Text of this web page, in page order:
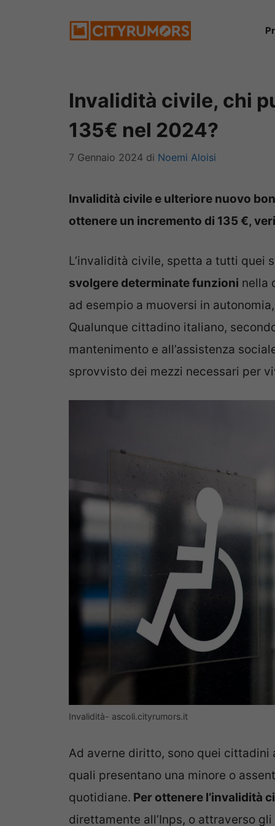
Invalidità civile, chi
135€ nel 2024?
7 Gennaio 2024 di Noemi Aloisi
Invalidità civile e ulteriore nuovo
ottenere un incremento di 135 €,
L’invalidità civile, spetta a tutti quei
svolgere determinate funzioni nella
ad esempio a muoversi in
Qualunque cittadino italiano,
mantenimento e all’assistenza
sprovvisto dei mezzi necessari per
Invalidità- ascoli.cityrumors.it
Ad averne diritto, sono quei
quali presentano una minore o
quotidiane. Per ottenere l’invalidità
direttamente all’Inps, o attraverso